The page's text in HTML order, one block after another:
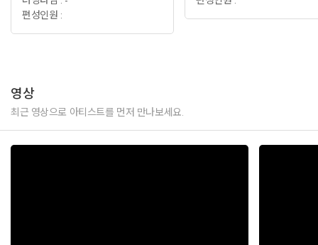
편성인원 :
영상
최근 영상으로 아티스트를 먼저 만나보세요.